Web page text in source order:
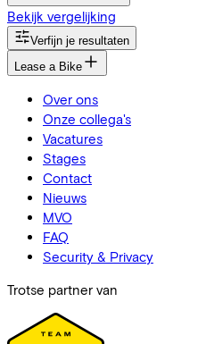
Bekijk vergelijking
Verfijn je resultaten
Lease a Bike
Over ons
Onze collega's
Vacatures
Stages
Contact
Nieuws
MVO
FAQ
Security & Privacy
Trotse partner van